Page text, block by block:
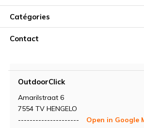
Catégories
Contact
OutdoorClick
Amarilstraat 6
7554 TV HENGELO
---------------------
Open in Google